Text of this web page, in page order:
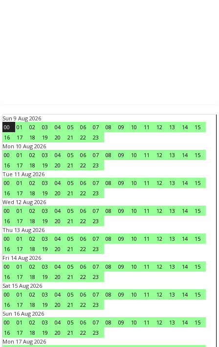
Sun 9 Aug 2026
00
01 02 03 04 05 06 07 08 09 10 11 12 13 14
15
16
17 18 19 20 21 22
23
Mon 10 Aug 2026
00
01 02 03 04 05 06 07 08 09 10 11 12 13 14
15
16
17 18 19 20 21 22
23
Tue 11 Aug 2026
00
01 02 03 04 05 06 07 08 09 10 11 12 13 14
15
16
17 18 19 20 21 22
23
Wed 12 Aug 2026
00
01 02 03 04 05 06 07 08 09 10 11 12 13 14
15
16
17 18 19 20 21 22
23
Thu 13 Aug 2026
00
01 02 03 04 05 06 07 08 09 10 11 12 13 14
15
16
17 18 19 20 21 22
23
Fri 14 Aug 2026
00
01 02 03 04 05 06 07 08 09 10 11 12 13 14
15
16
17 18 19 20 21 22
23
Sat 15 Aug 2026
00
01 02 03 04 05 06 07 08 09 10 11 12 13 14
15
16
17 18 19 20 21 22
23
Sun 16 Aug 2026
00
01 02 03 04 05 06 07 08 09 10 11 12 13 14
15
16
17 18 19 20 21 22
23
Mon 17 Aug 2026